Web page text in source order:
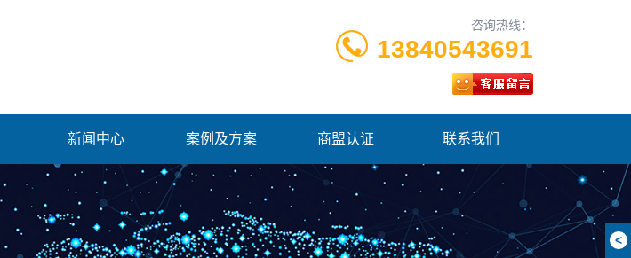
咨询热线：
13840543691
新闻中心 案例及方案 商盟认证 联系我们
<